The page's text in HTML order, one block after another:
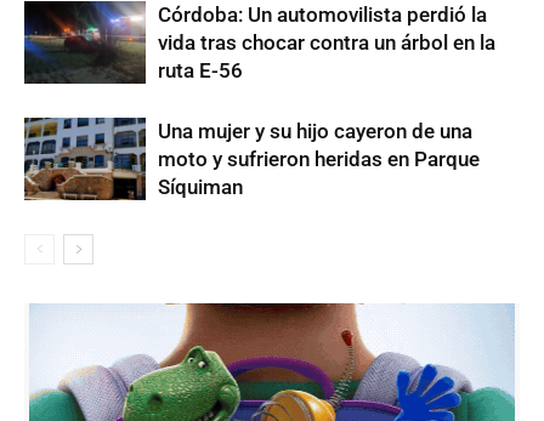
Córdoba: Un automovilista perdió la
vida tras chocar contra un árbol en la
ruta E-56
Una mujer y su hijo cayeron de una
moto y sufrieron heridas en Parque
Síquiman